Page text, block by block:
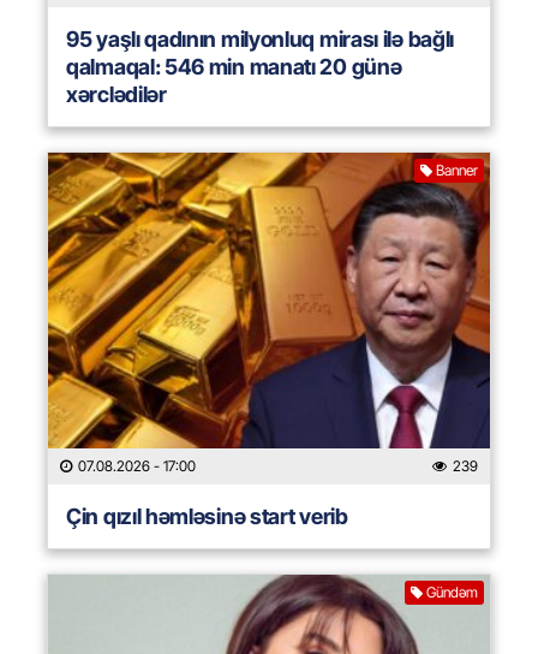
95 yaşlı qadının milyonluq mirası ilə bağlı
qalmaqal: 546 min manatı 20 günə
xərclədilər
Banner
07.08.2026 - 17:00 239
Çin qızıl həmləsinə start verib
Gündəm